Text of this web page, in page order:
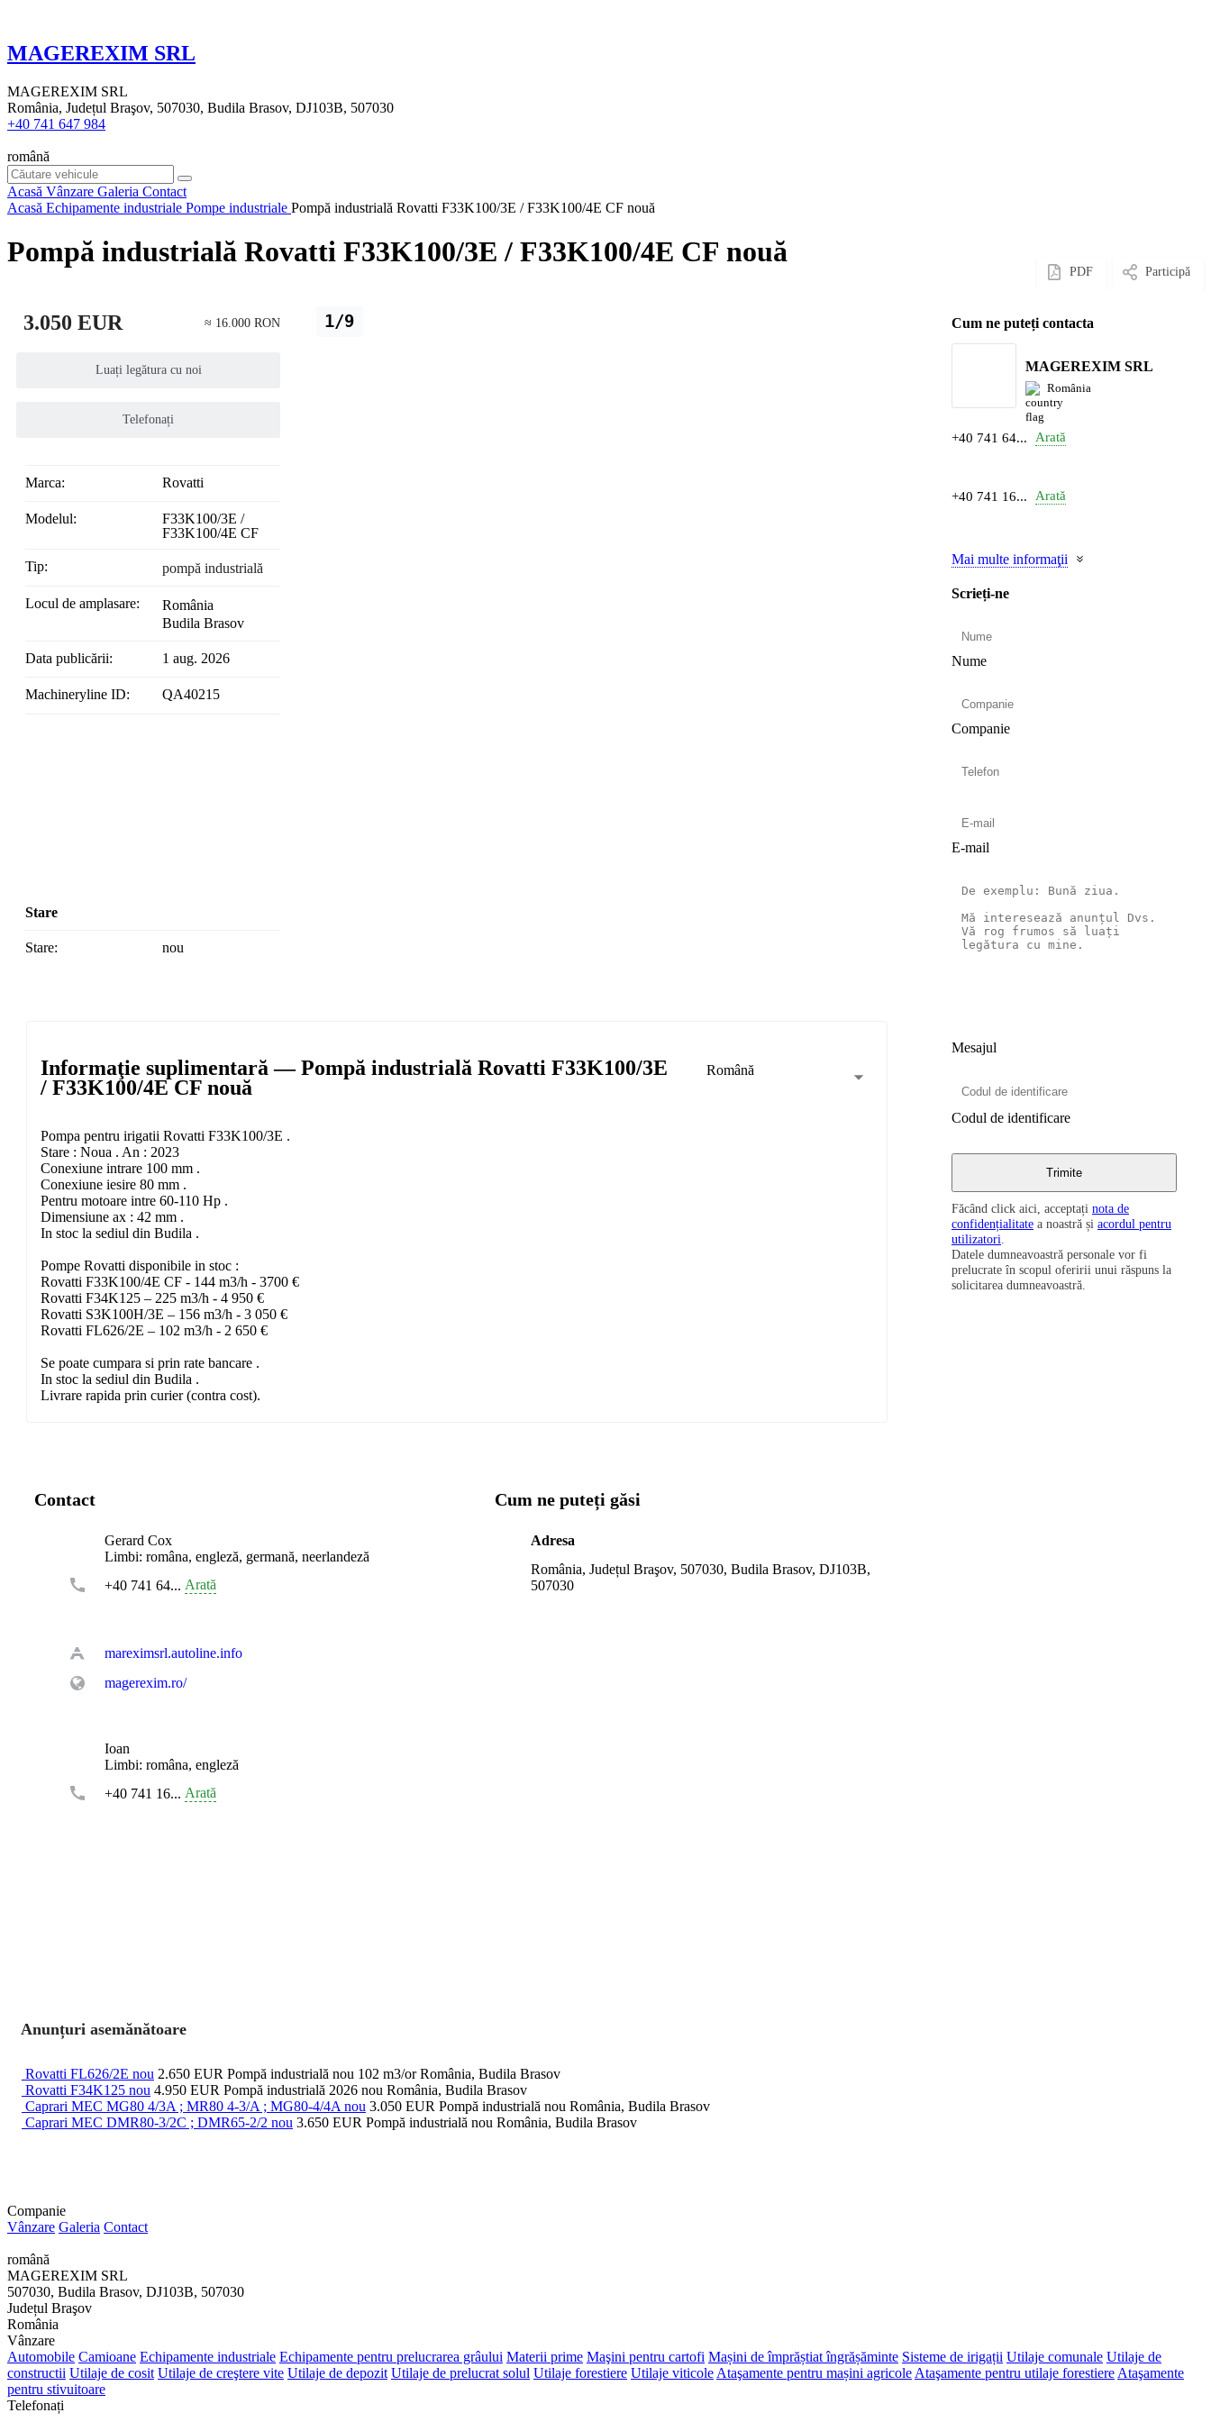
MAGEREXIM SRL
MAGEREXIM SRL
România, Județul Braşov, 507030, Budila Brasov, DJ103B, 507030
+40 741 647 984
română
Acasă Vânzare Galeria Contact
Acasă Echipamente industriale Pompe industriale Pompă industrială Rovatti F33K100/3E / F33K100/4E CF nouă
Pompă industrială Rovatti F33K100/3E / F33K100/4E CF nouă
PDF Participă
1/9
3.050 EUR ≈ 16.000 RON
Luați legătura cu noi
Telefonați
Marca: Rovatti
Modelul:
F33K100/3E /
F33K100/4E CF
Tip: pompă industrială
Locul de amplasare:
România
Budila Brasov
Data publicării: 1 aug. 2026
Machineryline ID: QA40215
Stare
Stare: nou
Informaţie suplimentară — Pompă industrială Rovatti F33K100/3E
/ F33K100/4E CF nouă
Română
Pompa pentru irigatii Rovatti F33K100/3E .
Stare : Noua . An : 2023
Conexiune intrare 100 mm .
Conexiune iesire 80 mm .
Pentru motoare intre 60-110 Hp .
Dimensiune ax : 42 mm .
In stoc la sediul din Budila .
Pompe Rovatti disponibile in stoc :
Rovatti F33K100/4E CF - 144 m3/h - 3700 €
Rovatti F34K125 – 225 m3/h - 4 950 €
Rovatti S3K100H/3E – 156 m3/h - 3 050 €
Rovatti FL626/2E – 102 m3/h - 2 650 €
Se poate cumpara si prin rate bancare .
In stoc la sediul din Budila .
Livrare rapida prin curier (contra cost).
Cum ne puteți contacta
MAGEREXIM SRL
România
+40 741 64... Arată
+40 741 16... Arată
Mai multe informaţii
Scrieți-ne
Nume
Companie
E-mail
Mesajul
Codul de identificare
Făcând click aici, acceptați nota de
confidențialitate a noastră și acordul pentru
utilizatori
Datele dumneavoastră personale vor fi
prelucrate în scopul oferirii unui răspuns la
solicitarea dumneavoastră.
Contact
Gerard Cox
Limbi: româna, engleză, germană, neerlandeză
+40 741 64... Arată
mareximsrl.autoline.info
magerexim.ro/
Ioan
Limbi: româna, engleză
+40 741 16... Arată
Cum ne puteți găsi
Adresa
România, Județul Braşov, 507030, Budila Brasov, DJ103B,
507030
Anunțuri asemănătoare
Rovatti FL626/2E nou 2.650 EUR Pompă industrială nou 102 m3/orRomânia, Budila Brasov
Rovatti F34K125 nou 4.950 EUR Pompă industrială 2026 nou România, Budila Brasov
Caprari MEC MG80 4/3A ; MR80 4-3/A ; MG80-4/4A nou 3.050 EUR Pompă industrială nou România, Budila Brasov
Caprari MEC DMR80-3/2C ; DMR65-2/2 nou 3.650 EUR Pompă industrială nou România, Budila Brasov
Companie
Vânzare Galeria Contact
română
MAGEREXIM SRL
507030, Budila Brasov, DJ103B, 507030
Județul Braşov
România
Vânzare
Automobile Camioane Echipamente industriale Echipamente pentru prelucrarea grâului Materii prime Maşini pentru cartofi Mașini de împrăștiat îngrășăminte Sisteme de irigații Utilaje comunale Utilaje de
constructii Utilaje de cosit Utilaje de creştere vite Utilaje de depozit Utilaje de prelucrat solul Utilaje forestiere Utilaje viticoleAtaşamente pentru mașini agricoleAtaşamente pentru utilaje forestiereAtaşamente
pentru stivuitoare
Telefonați